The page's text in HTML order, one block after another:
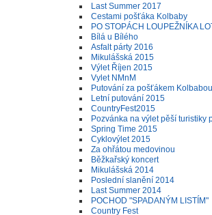
Last Summer 2017
Cestami pošťáka Kolbaby
PO STOPÁCH LOUPEŽNÍKA
Bílá u Bílého
Asfalt párty 2016
Mikulášská 2015
Výlet Říjen 2015
Vylet NMnM
Putování za pošťákem
Letní putování 2015
CountryFest2015
Pozvánka na výlet pěší turistiky
Spring Time 2015
Cyklovýlet 2015
Za ohřátou medovinou
Běžkařský koncert
Mikulášská 2014
Poslední slanění 2014
Last Summer 2014
POCHOD "SPADANÝM LISTÍM"
Country Fest